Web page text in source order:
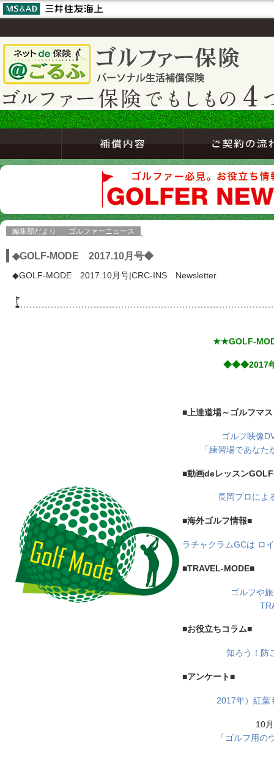
編集部だより ゴルファーニュース
◆GOLF-MODE 2017.10月号◆
◆GOLF-MODE 2017.10月号|CRC-INS Newsletter
★★GOLF-
◆◆◆2017
■上達道場～ゴルフマ
ゴルフ映像
「練習場であな
■動画deレッスン
長岡プロによ
■海外ゴルフ情報■
ラチャクラムGCは ロ
■TRAVEL-MODE■
ゴルフや
■お役立ちコラム■
知ろう！防
■アンケート■
2017年）紅葉
10
「ゴルフ用の